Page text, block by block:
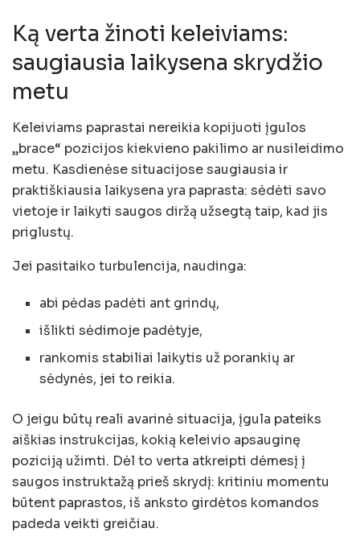
Ką verta žinoti keleiviams:
saugiausia laikysena skrydžio
metu
Keleiviams paprastai nereikia kopijuoti įgulos
„brace“ pozicijos kiekvieno pakilimo ar nusileidimo
metu. Kasdienėse situacijose saugiausia ir
praktiškiausia laikysena yra paprasta: sėdėti savo
vietoje ir laikyti saugos diržą užsegtą taip, kad jis
priglustų.
Jei pasitaiko turbulencija, naudinga:
abi pėdas padėti ant grindų,
išlikti sėdimoje padėtyje,
rankomis stabiliai laikytis už porankių ar
sėdynės, jei to reikia.
O jeigu būtų reali avarinė situacija, įgula pateiks
aiškias instrukcijas, kokią keleivio apsauginę
poziciją užimti. Dėl to verta atkreipti dėmesį į
saugos instruktažą prieš skrydį: kritiniu momentu
būtent paprastos, iš anksto girdėtos komandos
padeda veikti greičiau.